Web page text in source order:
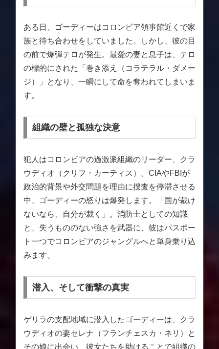
ある日、ゴーディーはコロンビア領事館近くで家
族と待ち合わせをしていました。しかし、彼の目
の前で爆弾テロが発生。最愛の妻と息子は、テロ
の標的にされた「巻き添え（コラテラル・ダメー
ジ）」となり、一瞬にして命を奪われてしまいま
す。
組織の壁と孤独な決意
犯人はコロンビアの過激派組織のリーダー、クラ
ウディオ（クリフ・カーティス）。CIAやFBIが
政治的背景や外交問題を理由に捜査を停滞させる
中、ゴーディーの怒りは爆発します。「国が裁け
ないなら、自分が裁く」。消防士としての知識
と、失うもののない強さを武器に、彼はパスポー
ト一つでコロンビアのジャングルへと単身乗り込
みます。
潜入、そして衝撃の真実
ゲリラの支配地域に潜入したゴーディーは、クラ
ウディオの妻セレナ（フランチェスカ・ネリ）と
その娘に出会い、彼女たちを助けることで組織の